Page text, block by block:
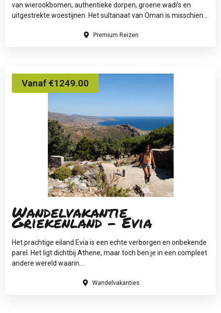
van wierookbomen, authentieke dorpen, groene wadi's en
uitgestrekte woestijnen. Het sultanaat van Oman is misschien...
Premium Reizen
Wandelvakantie
Griekenland - Evia
Het prachtige eiland Evia is een echte verborgen en onbekende
parel. Het ligt dichtbij Athene, maar toch ben je in een compleet
andere wereld waarin...
Vanaf €1249.00
Wandelvakanties